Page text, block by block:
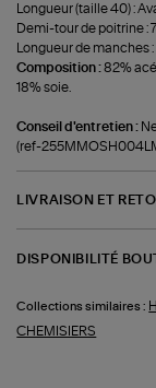
Longueur (taille 40) :
Demi-tour de poitrine :
Longueur de manches :
Composition :82%
18% soie.
Conseil d'entretien :
(ref-
LIVRAISON ET
DISPONIBILITÉ
Collections similaires :
CHEMISIERS